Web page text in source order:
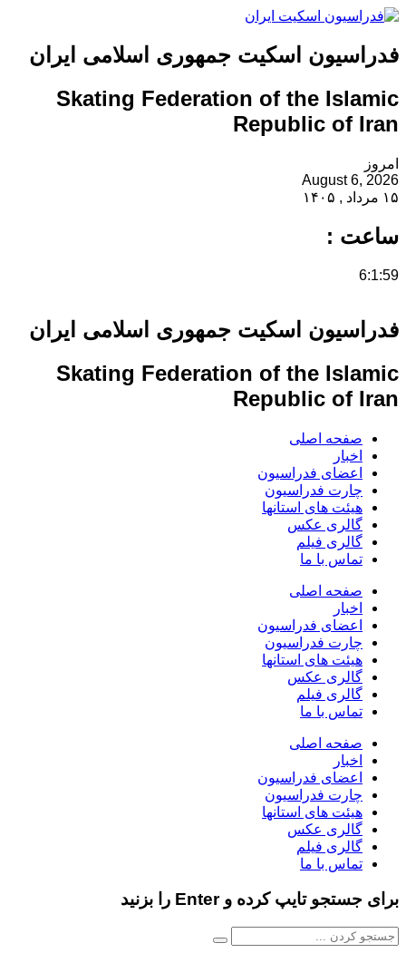
فدراسیون اسکیت جمهوری اسلامی ایران
Skating Federation of the Islamic
Republic of Iran
امروز
August 6, 2026
۱۵ مرداد , ۱۴۰۵
ساعت :
6:2:0
فدراسیون اسکیت جمهوری اسلامی ایران
Skating Federation of the Islamic
Republic of Iran
صفحه اصلی
اخبار
اعضای فدراسیون
چارت فدراسیون
هیئت های استانها
گالری عکس
گالری فیلم
تماس با ما
صفحه اصلی
اخبار
اعضای فدراسیون
چارت فدراسیون
هیئت های استانها
گالری عکس
گالری فیلم
تماس با ما
صفحه اصلی
اخبار
اعضای فدراسیون
چارت فدراسیون
هیئت های استانها
گالری عکس
گالری فیلم
تماس با ما
برای جستجو تایپ کرده و Enter را بزنید